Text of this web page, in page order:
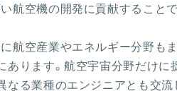
航空機の開発に貢献することで
航空産業やエネルギー分野もま
あります。航空宇宙分野だけに
なる業種のエンジニアとも交流